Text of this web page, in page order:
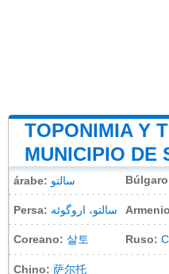
TOPONIMIA Y
MUNICIPIO DE
árabe: سالتو
Persa: سالتو، اروگوئه
Coreano: 살토 Ruso:
Chino: 萨尔托